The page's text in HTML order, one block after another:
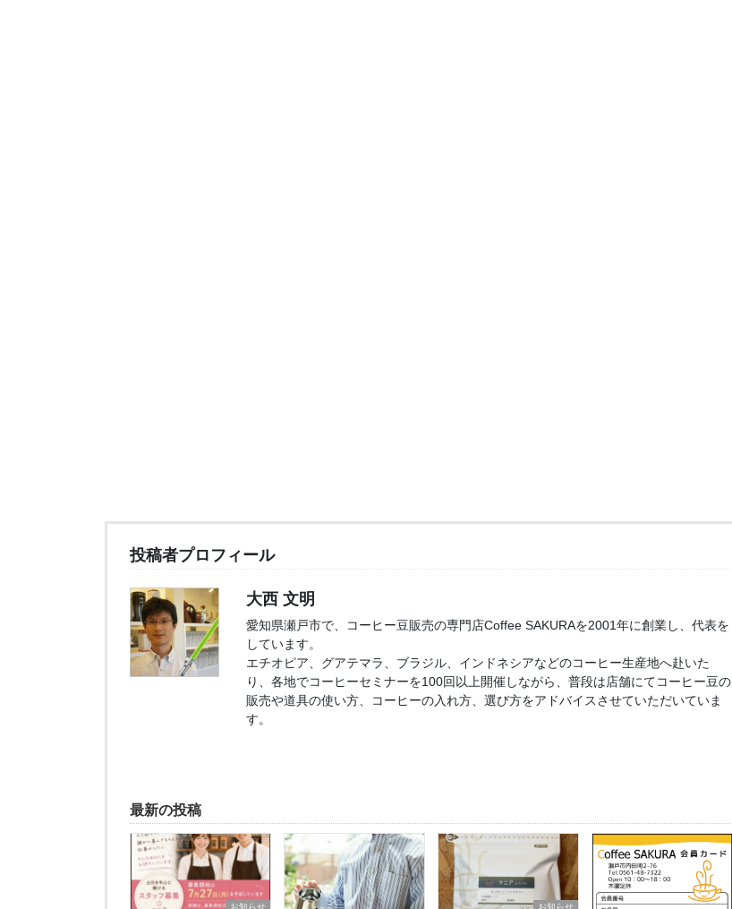
投稿者プロフィール
大西 文明
愛知県瀬戸市で、コーヒー豆販売の専門店Coffee SAKURAを2001年に創業し、代表を
しています。
エチオピア、グアテマラ、ブラジル、インドネシアなどのコーヒー生産地へ赴いた
り、各地でコーヒーセミナーを100回以上開催しながら、普段は店舗にてコーヒー豆の
販売や道具の使い方、コーヒーの入れ方、選び方をアドバイスさせていただいていま
す。
最新の投稿
お知らせ お知らせ